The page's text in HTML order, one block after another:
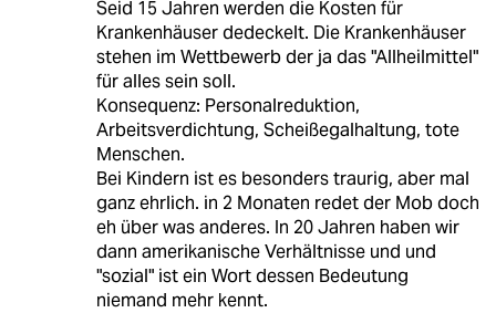
Seid 15 Jahren werden die Kosten für
Krankenhäuser dedeckelt. Die Krankenhäuser
stehen im Wettbewerb der ja das "Allheilmittel"
für alles sein soll.
Konsequenz: Personalreduktion,
Arbeitsverdichtung, Scheißegalhaltung, tote
Menschen.
Bei Kindern ist es besonders traurig, aber mal
ganz ehrlich. in 2 Monaten redet der Mob doch
eh über was anderes. In 20 Jahren haben wir
dann amerikanische Verhältnisse und und
"sozial" ist ein Wort dessen Bedeutung
niemand mehr kennt.